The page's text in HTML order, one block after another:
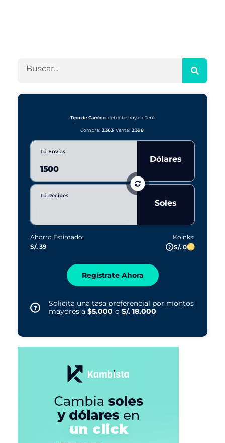
c
Tipo de Cambio del dólar hoy en Perú
Compra: 3.363 Venta: 3.398
Tú Envías
Dólares
Tú Recibes
Soles
Ahorro Estimado:
S/. 39
Koinks:
S/. 0
Regístrate Ahora
Solicita una tasa preferencial por montos
mayores a $5.000 o S/. 18.000
sí